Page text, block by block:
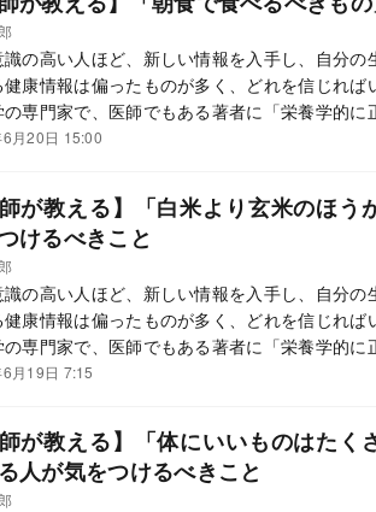
の高い人ほど、新しい情報を入手し、自分
康情報は偏ったものが多く、どれを信じれば
専門家で、医師でもある著者に「栄養学的
立つ食事の新習慣」が身につく。
月20日 15:00
師が教える】「白米より玄米のほ
けるべきこと
の高い人ほど、新しい情報を入手し、自分
康情報は偏ったものが多く、どれを信じれば
専門家で、医師でもある著者に「栄養学的
立つ食事の新習慣」が身につく。
月19日 7:15
師が教える】「体にいいものはた
人が気をつけるべきこと